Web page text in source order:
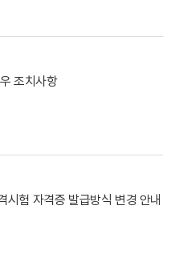
조치사항
시험 자격증 발급방식 변경 안내